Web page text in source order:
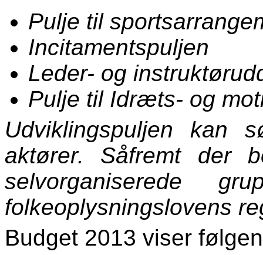
Pulje til
Incitamentspuljen
Leder- og
Pulje til Idræts- og
Udviklingspuljen kan
aktører. Såfremt der
selvorganiserede
folkeoplysningslovens
Budget 2013 viser